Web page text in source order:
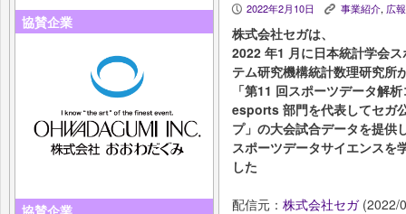
協賛企業
P 2022年2月10日 K 事業紹介, 広
株式会社セガは、
2022 年1 月に日本統計学会
テム研究機構統計数理研究所
「第11 回スポーツデータ解
esports 部門を代表してセガ
プ」の大会試合データを提供
スポーツデータサイエンスを
した
配信元： 株式会社セガ(2022/